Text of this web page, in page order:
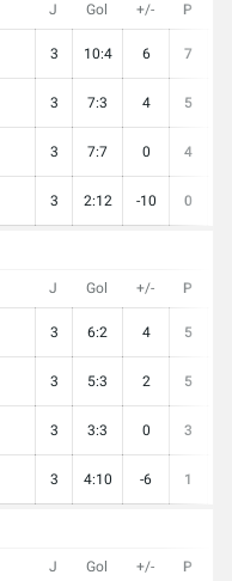
J Gol +/- P
3 10:4 6 7
3 7:3 4 5
3 7:7 0 4
3 2:12 -10 0
J Gol +/- P
3 6:2 4 5
3 5:3 2 5
3 3:3 0 3
3 4:10 -6 1
J Gol +/- P